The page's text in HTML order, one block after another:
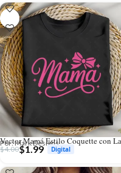
Por: Mark Designs
$4.00$1.99